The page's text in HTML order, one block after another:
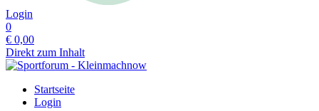
Login
0
€ 0,00
Direkt zum Inhalt
Startseite
Login